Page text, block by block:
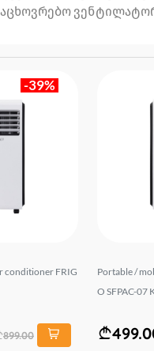
-39%
conditioner FRIG
899.00
Portable /
O SFPAC-07